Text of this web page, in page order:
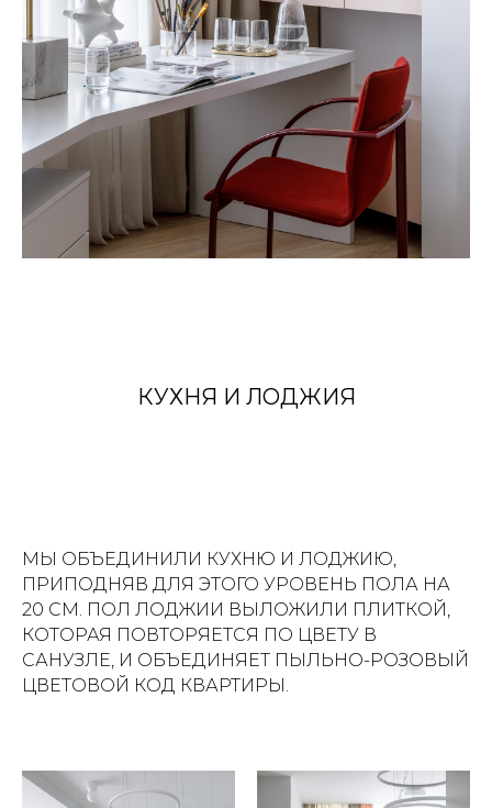
КУХНЯ И ЛОДЖИЯ
МЫ ОБЪЕДИНИЛИ КУХНЮ И ЛОДЖИЮ,
ПРИПОДНЯВ ДЛЯ ЭТОГО УРОВЕНЬ ПОЛА НА
20 СМ. ПОЛ ЛОДЖИИ ВЫЛОЖИЛИ ПЛИТКОЙ,
КОТОРАЯ ПОВТОРЯЕТСЯ ПО ЦВЕТУ В
САНУЗЛЕ, И ОБЪЕДИНЯЕТ ПЫЛЬНО-РОЗОВЫЙ
ЦВЕТОВОЙ КОД КВАРТИРЫ.